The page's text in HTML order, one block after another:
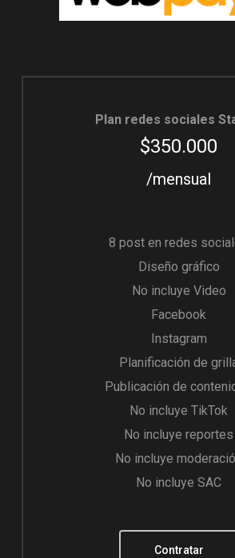
Plan redes sociales
$350.000
/mensual
8 post en redes
Diseño gráfico
No incluye Video
Facebook
Instagram
Planificación de
Publicación de
No incluye TikTok
No incluye reportes
No incluye
No incluye SAC
Contratar